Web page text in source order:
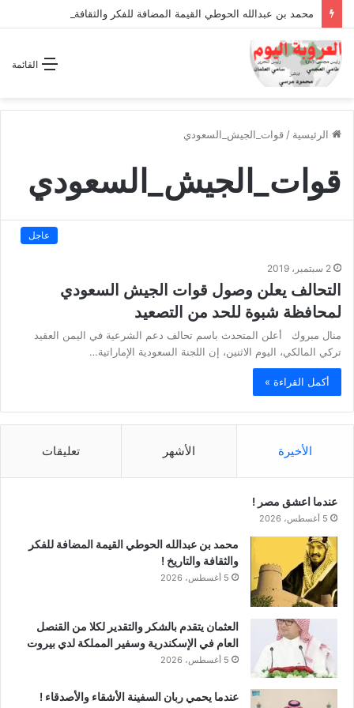
محمد بن عبدالله الحوطي القيمة المضافة للفكر والثقافة والتاريخ !
القائمة
الرئيسية / قوات_الجيش_السعودي
قوات_الجيش_السعودي
عاجل
2 سبتمبر، 2019
التحالف يعلن وصول قوات الجيش السعودي
لمحافظة شبوة للحد من التصعيد
منال مبروك أعلن المتحدث باسم تحالف دعم الشرعية في اليمن العقيد
تركي المالكي، اليوم الاثنين، إن اللجنة السعودية الإماراتية…
أكمل القراءة »
الأخيرة الأشهر تعليقات
عندما اعشق مصر !
5 أغسطس، 2026
محمد بن عبدالله الحوطي القيمة المضافة للفكر
والثقافة والتاريخ !
5 أغسطس، 2026
العثمان يتقدم بالشكر والتقدير لكلا من القنصل
العام في الإسكندرية وسفير المملكة لدي بيروت
5 أغسطس، 2026
عندما يحمي ربان السفينة الأشقاء والأصدقاء !